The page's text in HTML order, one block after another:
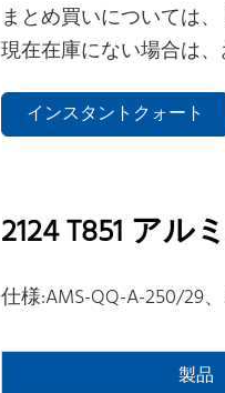
まとめ買いについては
現在在庫にない場合は
インスタントクォート
2124 T851 ア
仕様:AMS-QQ-A-250/29
製品